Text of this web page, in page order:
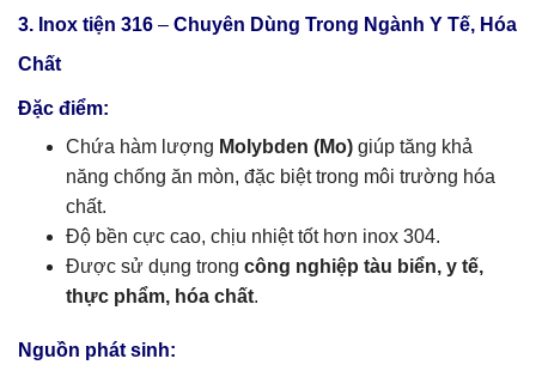
3. Inox tiện 316 – Chuyên Dùng Trong Ngành Y Tế, Hóa
Chất
Đặc điểm:
Chứa hàm lượng Molybden (Mo) giúp tăng khả
năng chống ăn mòn, đặc biệt trong môi trường hóa
chất.
Độ bền cực cao, chịu nhiệt tốt hơn inox 304.
Được sử dụng trong công nghiệp tàu biển, y tế,
thực phẩm, hóa chất.
Nguồn phát sinh: